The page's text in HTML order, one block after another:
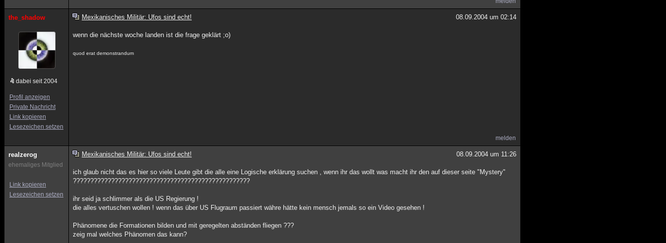
the_shadow
dabei seit 2004
Profil anzeigen
Private Nachricht
Link kopieren
Lesezeichen setzen
Mexikanisches Militär: Ufos sind echt! 08.09.2004 um 02:14
wenn die nächste woche landen ist die frage geklärt ;o)
quod erat demonstrandum
melden
realzerog
ehemaliges Mitglied
Link kopieren
Lesezeichen setzen
Mexikanisches Militär: Ufos sind echt! 08.09.2004 um 11:26
ich glaub nicht das es hier so viele Leute gibt die alle eine Logische erklärung suchen , wenn ihr das wollt was macht ihr den auf dieser seite "Mystery"
???????????????????????????????????????????????????
ihr seid ja schlimmer als die US Regierung !
die alles vertuschen wollen ! wenn das über US Flugraum passiert währe hätte kein mensch jemals so ein Video gesehen !
Phänomene die Formationen bilden und mit geregelten abständen fliegen ???
zeig mal welches Phänomen das kann?